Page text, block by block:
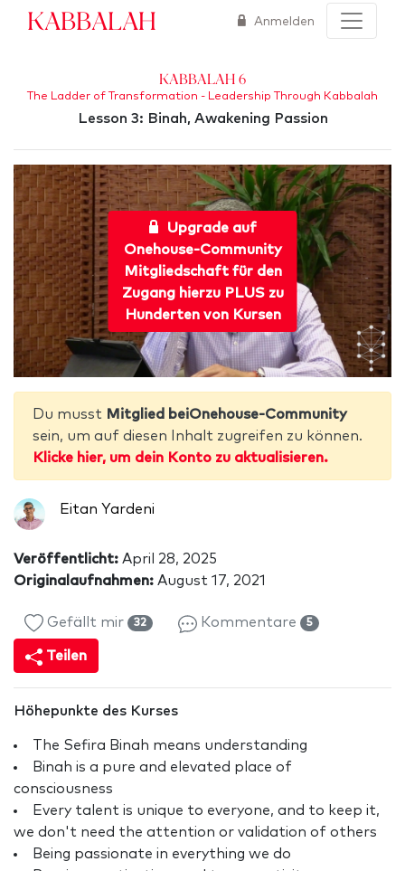
Kabbalah Anmelden
Kabbalah 6
The Ladder of Transformation - Leadership Through Kabbalah
Lesson 3: Binah, Awakening Passion
Upgrade auf
Onehouse-Community
Mitgliedschaft für den
Zugang hierzu PLUS zu
Hunderten von Kursen
Du musst Mitglied beiOnehouse-Community
sein, um auf diesen Inhalt zugreifen zu können.
Klicke hier, um dein Konto zu aktualisieren.
Eitan Yardeni
Veröffentlicht: April 28, 2025
Originalaufnahmen: August 17, 2021
Gefällt mir 32 Kommentare 5
Teilen
Höhepunkte des Kurses
The Sefira Binah means understanding
Binah is a pure and elevated place of
consciousness
Every talent is unique to everyone, and to keep it,
we don't need the attention or validation of others
Being passionate in everything we do